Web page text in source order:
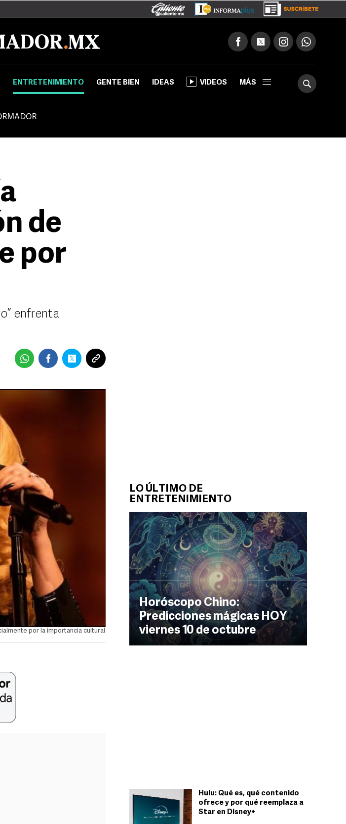
ENTRETENIMIENTO GENTE BIEN IDEAS VIDEOS MÁS
LO ÚLTIMO DE
ENTRETENIMIENTO
Horóscopo Chino:
Predicciones mágicas HOY
viernes 10 de octubre
Hulu: Qué es, qué contenido
ofrece y por qué reemplaza a
Star en Disney+
de
por
enfrenta
por la importancia cultural